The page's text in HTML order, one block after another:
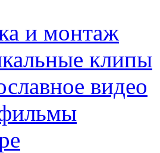
и монтаж
клипы
видео